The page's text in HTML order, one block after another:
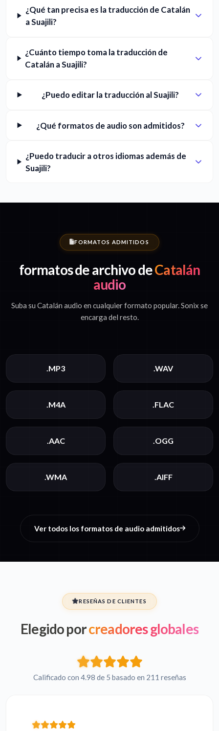
¿Qué tan precisa es la traducción de Catalán
a Suajili?
¿Cuánto tiempo toma la traducción de
Catalán a Suajili?
¿Puedo editar la traducción al Suajili?
¿Qué formatos de audio son admitidos?
¿Puedo traducir a otros idiomas además de
Suajili?
FORMATOS ADMITIDOS
formatos de archivo deCatalán
audio
Suba su Catalán audio en cualquier formato popular. Sonix se
encarga del resto.
.MP3 .WAV
.M4A .FLAC
.AAC .OGG
.WMA .AIFF
Ver todos los formatos de audio admitidos
RESEÑAS DE CLIENTES
Elegido porcreadores globales
Calificado con 4.98 de 5 basado en 211 reseñas